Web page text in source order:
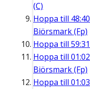
(C)
Hoppa till 48:40
Biörsmark (Fp)
Hoppa till 59:31
Hoppa till
Biörsmark (Fp)
Hoppa till